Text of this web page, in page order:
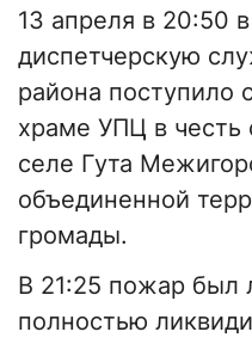
13 апреля в 20:50
диспетчерскую
района поступило
храме УПЦ в честь
селе Гута
объединенной
громады.
В 21:25 пожар был
полностью